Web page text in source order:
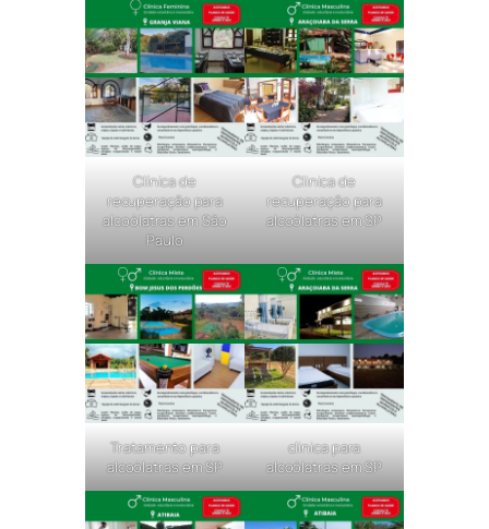
Clínica de
recuperação para
alcoólatras em São
Paulo
Clinica de
recuperação para
alcoólatras em SP
Tratamento para
alcoólatras em SP
clinica para
alcoólatras em SP